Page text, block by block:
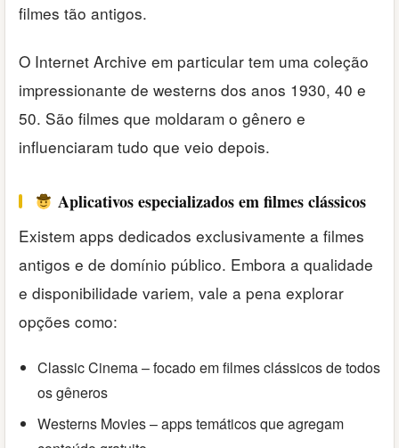
filmes tão antigos.
O Internet Archive em particular tem uma coleção
impressionante de westerns dos anos 1930, 40 e
50. São filmes que moldaram o gênero e
influenciaram tudo que veio depois.
Aplicativos especializados em filmes clássicos
Existem apps dedicados exclusivamente a filmes
antigos e de domínio público. Embora a qualidade
e disponibilidade variem, vale a pena explorar
opções como:
Classic Cinema – focado em filmes clássicos de todos
os gêneros
Westerns Movies – apps temáticos que agregam